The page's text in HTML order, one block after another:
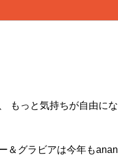
もっと気持ちが自由にな
＆グラビアは今年もanan